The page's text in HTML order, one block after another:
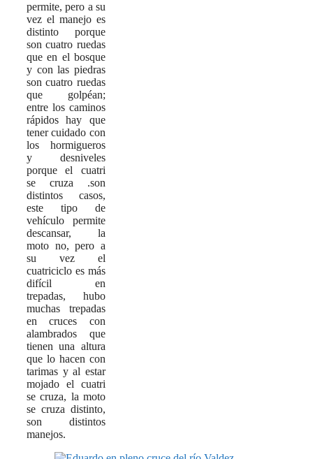
permite, pero a su
vez el manejo es
distinto porque
son cuatro ruedas
que en el bosque
y con las piedras
son cuatro ruedas
que golpéan;
entre los caminos
rápidos hay que
tener cuidado con
los hormigueros
y desniveles
porque el cuatri
se cruza .son
distintos casos,
este tipo de
vehículo permite
descansar, la
moto no, pero a
su vez el
cuatriciclo es más
difícil en
trepadas, hubo
muchas trepadas
en cruces con
alambrados que
tienen una altura
que lo hacen con
tarimas y al estar
mojado el cuatri
se cruza, la moto
se cruza distinto,
son distintos
manejos.